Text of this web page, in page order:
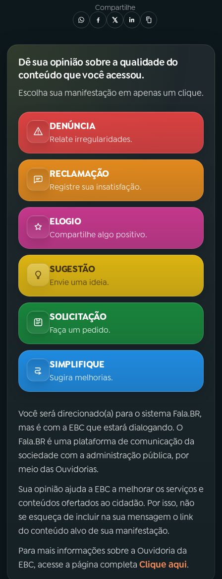
Compartilhe
Dê sua opinião sobre a qualidade do
conteúdo que você acessou.
Escolha sua manifestação em apenas um clique.
DENÚNCIA
Relate irregularidades.
RECLAMAÇÃO
Registre sua insatisfação.
ELOGIO
Compartilhe algo positivo.
SUGESTÃO
Envie uma ideia.
SOLICITAÇÃO
Faça um pedido.
SIMPLIFIQUE
Sugira melhorias.
Você será direcionado(a) para o sistema Fala.BR,
mas é com a EBC que estará dialogando. O
Fala.BR é uma plataforma de comunicação da
sociedade com a administração pública, por
meio das Ouvidorias.
Sua opinião ajuda a EBC a melhorar os serviços e
conteúdos ofertados ao cidadão. Por isso, não
se esqueça de incluir na sua mensagem o link
do conteúdo alvo de sua manifestação.
Para mais informações sobre a Ouvidoria da
EBC, acesse a página completa Clique aqui.